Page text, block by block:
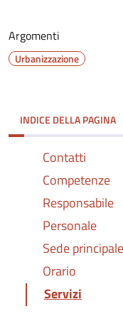
Argomenti
Urbanizzazione
INDICE DELLA PAGINA
Contatti
Competenze
Responsabile
Personale
Sede principale
Orario
Servizi